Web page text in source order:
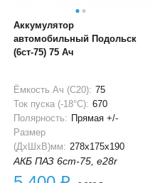
Аккумулятор
автомобильный Подольск
(6ст-75) 75 Ач
Ёмкость Ач (С20): 75
Ток пуска (-18°С): 670
Полярность: Прямая +/-
Размер
(ДхШхВ)мм: 278x175x190
АКБ ПАЗ 6ст-75, e28r